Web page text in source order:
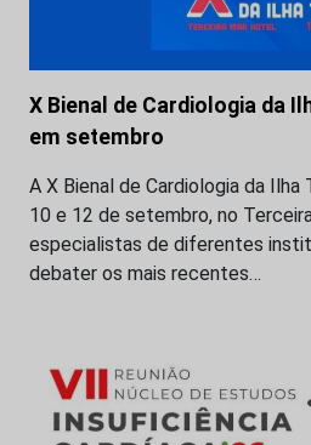
X Bienal de Cardiologia da
em setembro
A X Bienal de Cardiologia da
10 e 12 de setembro, no
especialistas de diferentes
debater os mais recentes…